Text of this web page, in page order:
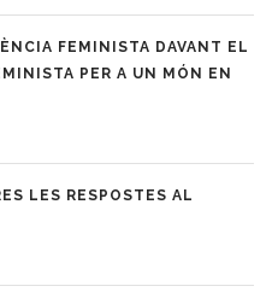
FEMINISTA DAVANT EL
PER A UN MÓN EN
LES RESPOSTES AL